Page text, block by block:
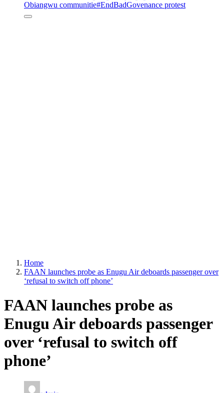
Obiangwu communitie#EndBadGovenance protest
Home
FAAN launches probe as Enugu Air deboards passenger over
‘refusal to switch off phone’
FAAN launches probe as
Enugu Air deboards passenger
over ‘refusal to switch off
phone’